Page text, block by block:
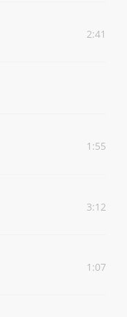
2:41
1:55
3:12
1:07